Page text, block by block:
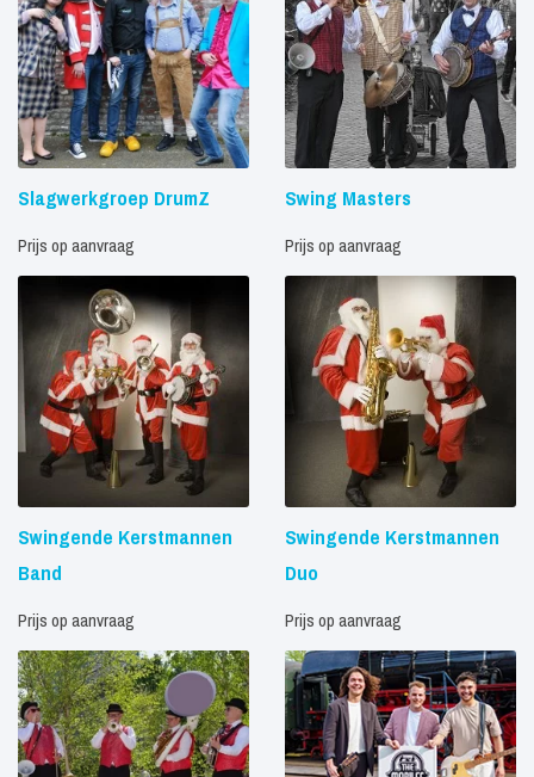
Slagwerkgroep DrumZ
Prijs op aanvraag
Swing Masters
Prijs op aanvraag
Swingende Kerstmannen
Band
Prijs op aanvraag
Swingende Kerstmannen
Duo
Prijs op aanvraag